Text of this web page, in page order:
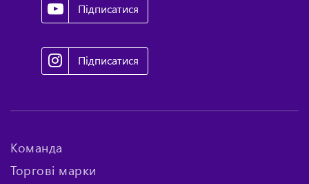
Підписатися
Підписатися
Команда
Торгові марки